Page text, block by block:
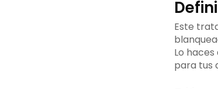
Este
Lo
para tus